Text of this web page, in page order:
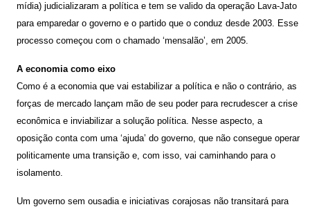
mídia) judicializaram a política e tem se valido da operação Lava-Jato
para emparedar o governo e o partido que o conduz desde 2003. Esse
processo começou com o chamado ‘mensalão’, em 2005.
A economia como eixo
Como é a economia que vai estabilizar a política e não o contrário, as
forças de mercado lançam mão de seu poder para recrudescer a crise
econômica e inviabilizar a solução política. Nesse aspecto, a
oposição conta com uma ‘ajuda’ do governo, que não consegue operar
politicamente uma transição e, com isso, vai caminhando para o
isolamento.
Um governo sem ousadia e iniciativas corajosas não transitará para